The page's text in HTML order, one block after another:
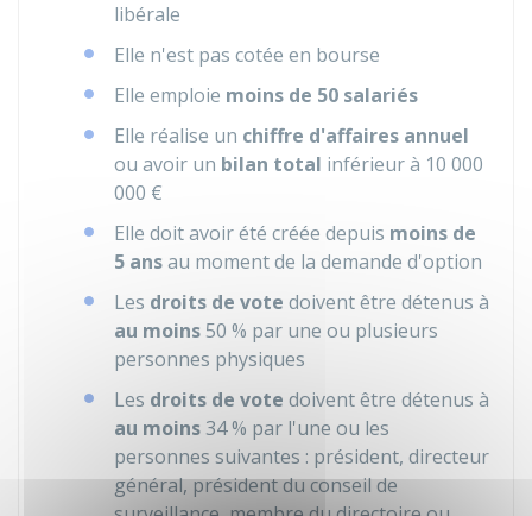
libérale
Elle n'est pas cotée en bourse
Elle emploie moins de 50 salariés
Elle réalise un chiffre d'affaires annuel
ou avoir un bilan total inférieur à 10 000
000 €
Elle doit avoir été créée depuis moins de
5 ansau moment de la demande d'option
Les droits de vote doivent être détenus à
au moins50 % par une ou plusieurs
personnes physiques
Les droits de vote doivent être détenus à
au moins34 % par l'une ou les
personnes suivantes : président, directeur
général, président du conseil de